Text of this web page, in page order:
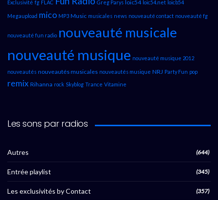
Exclusivité fg FLAC Greg Parys loic54 loic54.net loicb54
Megaupload mico MP3 Music musicales news nouveauté contact nouveauté fg
nouveauté fun radio nouveauté musicale
nouveauté musique nouveauté musique 2012
nouveautés nouveautés musicales nouveautés musique NRJ Party Fun pop
remix Rihanna rock Skyblog Trance Vitamine
Les sons par radios
Autres (644)
Entrée playlist (345)
Les exclusivités by Contact (357)